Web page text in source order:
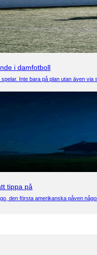
i damfotboll
spelar. Inte bara på plan utan även
tippa på
den första amerikanska påven